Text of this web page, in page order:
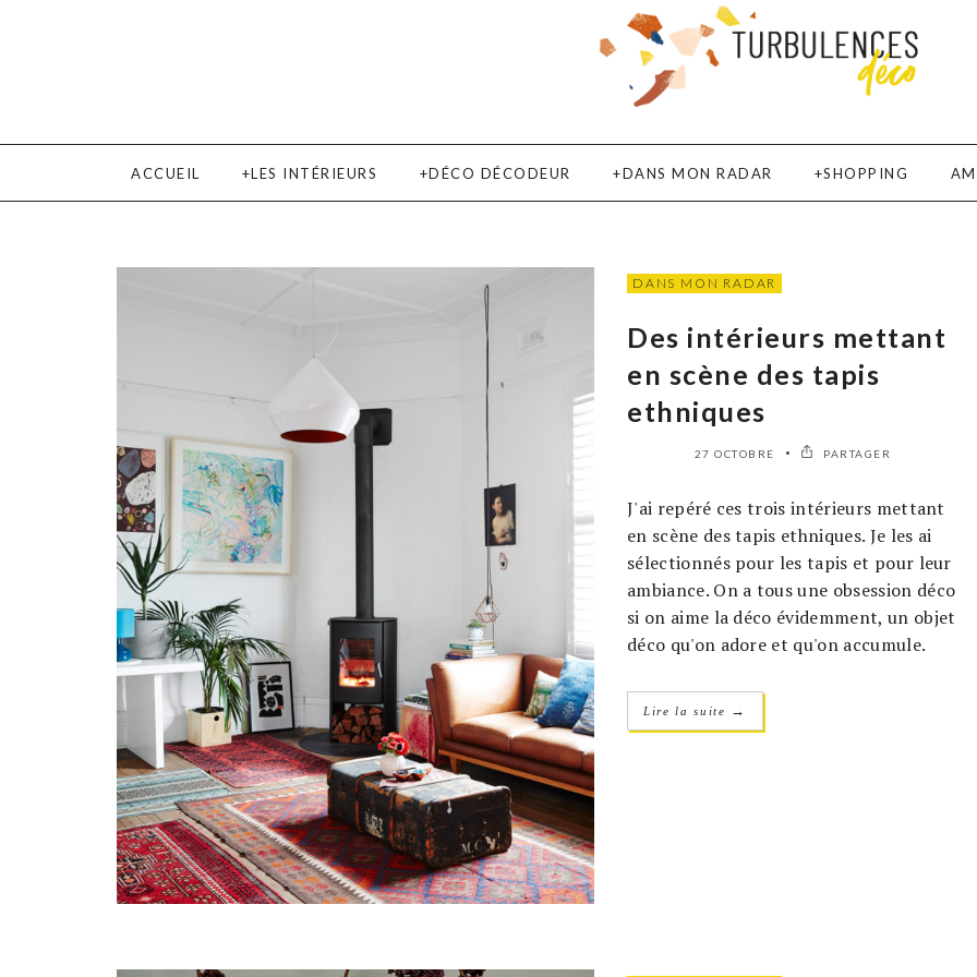
ACCUEIL LES INTÉRIEURS DÉCO DÉCODEUR DANS MON RADAR SHOPPING
DANS MON RADAR
Des intérieurs mettant
en scène des tapis
ethniques
27 OCTOBRE PARTAGER
J'ai repéré ces trois intérieurs mettant
en scène des tapis ethniques. Je les ai
sélectionnés pour les tapis et pour leur
ambiance. On a tous une obsession déco
si on aime la déco évidemment, un objet
déco qu'on adore et qu'on accumule.
Lire la suite →